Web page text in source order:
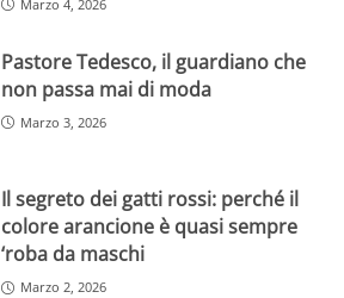
Marzo 4, 2026
Pastore Tedesco, il guardiano che
non passa mai di moda
Marzo 3, 2026
Il segreto dei gatti rossi: perché il
colore arancione è quasi sempre
‘roba da maschi
Marzo 2, 2026